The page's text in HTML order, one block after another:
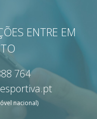
ENTRE EM
764
nacional)